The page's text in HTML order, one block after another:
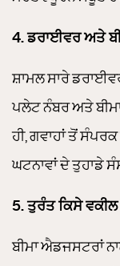
4. ਡਰਾਈਵਰ ਅਤੇ
ਸ਼ਾਮਲ ਸਾਰੇ
ਪਲੇਟ ਨੰਬਰ ਅਤੇ
ਹੀ, ਗਵਾਹਾਂ ਤੋਂ
ਘਟਨਾਵਾਂ ਦੇ ਤੁਹਾਡੇ
5. ਤੁਰੰਤ ਕਿਸੇ
ਬੀਮਾ ਐਡਜਸਟਰਾਂ